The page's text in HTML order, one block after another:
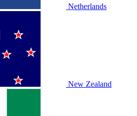
Netherlands
New Zealand